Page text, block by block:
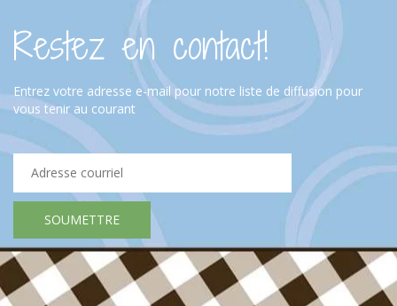
Restez en contact!
Entrez votre adresse e-mail pour notre liste de diffusion pour
vous tenir au courant